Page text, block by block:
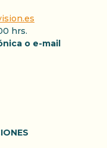
hrs.
o e-mail